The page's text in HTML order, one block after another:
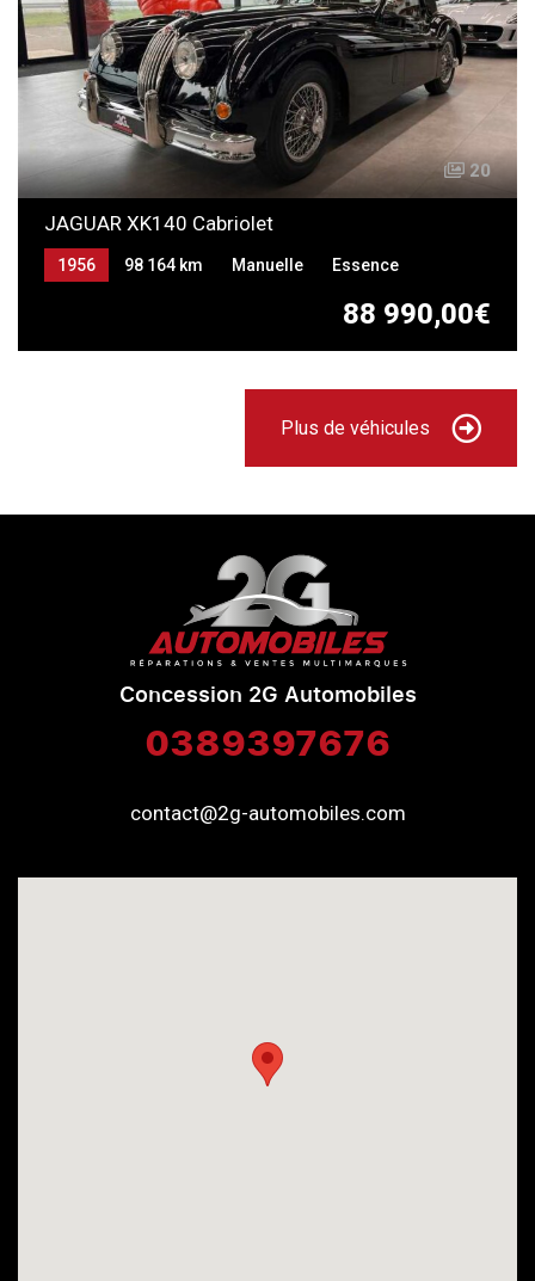
20
JAGUAR XK140 Cabriolet
88 990,00€
1956 98 164 km Manuelle Essence
Plus de véhicules
Concession 2G Automobiles
0389397676
contact@2g-automobiles.com